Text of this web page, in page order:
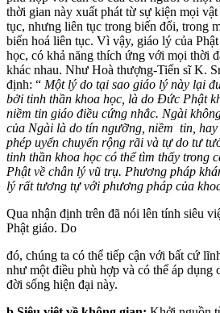
thời gian này xuất phát từ sự kiện mọi
tục, nhưng liên tục trong biến đổi, trong
biến hoá liên tục. Vì vậy, giáo lý của
học, có khả năng thích ứng với mọi thời
khác nhau. Như Hoà thượng-Tiến sĩ K.
định: “ Một lý do tại sao giáo lý này lại
bởi tinh thần khoa học, là do Đức Phật
niềm tin giáo điều cứng nhắc. Ngài
của Ngài là do tín ngưỡng, niềm tin, hay
phép uyển chuyển rộng rãi và tự do tư
tinh thần khoa học có thể tìm thấy trong
Phật về chân lý vũ trụ. Phương pháp
lý rất tương tự với phương pháp của
Qua nhận định trên đã nói lên tính siêu
Phật giáo. Do
đó, chúng ta có thể tiếp cận với bất cứ
như một điều phù hợp và có thể áp dụng
đời sống hiện đại này.